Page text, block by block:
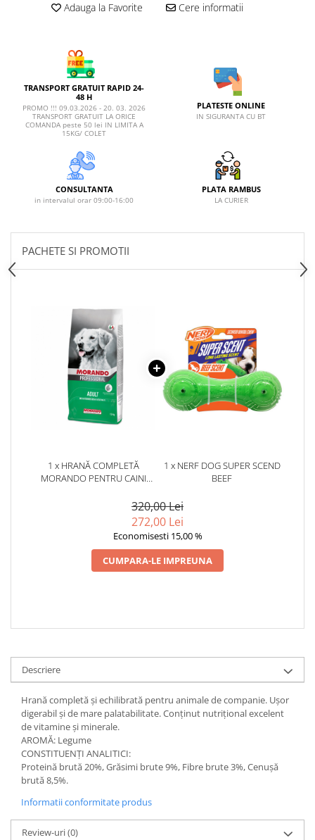
Adauga la Favorite Cere informatii
TRANSPORT GRATUIT RAPID 24-
48 H
PROMO !!! 09.03.2026 - 20. 03. 2026
TRANSPORT GRATUIT LA ORICE
COMANDA peste 50 lei IN LIMITA A
15KG/ COLET
PLATESTE ONLINE
IN SIGURANTA CU BT
CONSULTANTA
in intervalul orar 09:00-16:00
PLATA RAMBUS
LA CURIER
PACHETE SI PROMOTII
1 x HRANĂ COMPLETĂ
MORANDO PENTRU CAINI
1 x NERF DOG SUPER SCEND
BEEF
320,00 Lei
272,00 Lei
Economisesti 15,00 %
CUMPARA-LE IMPREUNA
Descriere
Hrană completă și echilibrată pentru animale de companie. Ușor
digerabil și de mare palatabilitate. Conținut nutrițional excelent
de vitamine și minerale.
AROMĂ: Legume
CONSTITUENȚI ANALITICI:
Proteină brută 20%, Grăsimi brute 9%, Fibre brute 3%, Cenușă
brută 8,5%.
Informatii conformitate produs
Review-uri(0)